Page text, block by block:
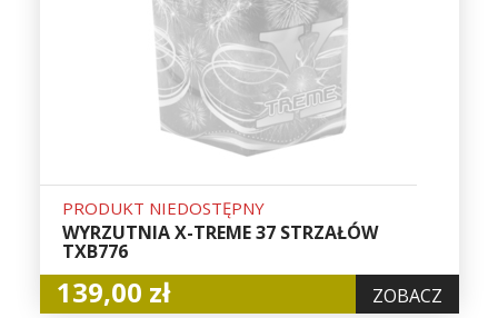
PRODUKT NIEDOSTĘPNY
WYRZUTNIA X-TREME 37 STRZAŁÓW
TXB776
139,00 zł ZOBACZ